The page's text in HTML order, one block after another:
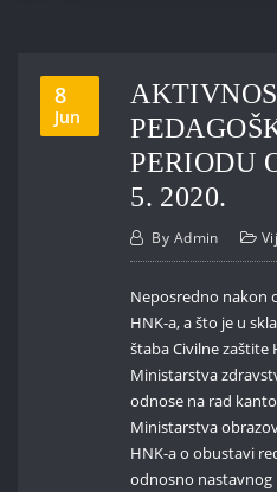
8
Jun
PERIODU
5. 2020.
By Admin
Neposredno nakon
HNK-a, a što je u
štaba Civilne zaštite
Ministarstva
odnose na rad
Ministarstva
HNK-a o obustavi
odnosno nastavnog